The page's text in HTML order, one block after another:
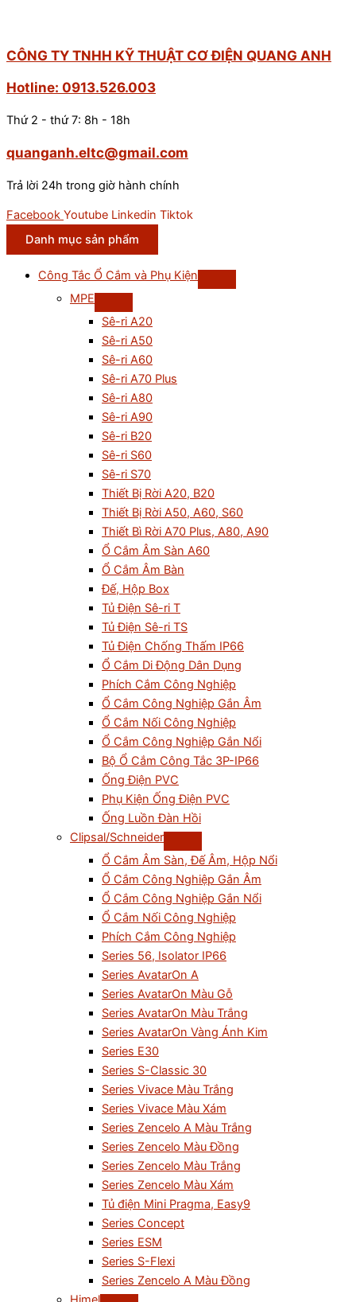
CÔNG TY TNHH KỸ THUẬT CƠ ĐIỆN QUANG ANH
Hotline: 0913.526.003
Thứ 2 - thứ 7: 8h - 18h
quanganh.eltc@gmail.com
Trả lời 24h trong giờ hành chính
Facebook Youtube Linkedin Tiktok
Danh mục sản phẩm
Công Tắc Ổ Cắm và Phụ Kiện
MPE
Sê-ri A20
Sê-ri A50
Sê-ri A60
Sê-ri A70 Plus
Sê-ri A80
Sê-ri A90
Sê-ri B20
Sê-ri S60
Sê-ri S70
Thiết Bị Rời A20, B20
Thiết Bị Rời A50, A60, S60
Thiết Bì Rời A70 Plus, A80, A90
Ổ Cắm Âm Sàn A60
Ổ Cắm Âm Bàn
Đế, Hộp Box
Tủ Điện Sê-ri T
Tủ Điện Sê-ri TS
Tủ Điện Chống Thấm IP66
Ổ Cắm Di Động Dân Dụng
Phích Cắm Công Nghiệp
Ổ Cắm Công Nghiệp Gắn Âm
Ổ Cắm Nối Công Nghiệp
Ổ Cắm Công Nghiệp Gắn Nổi
Bộ Ổ Cắm Công Tắc 3P-IP66
Ống Điện PVC
Phụ Kiện Ống Điện PVC
Ống Luồn Đàn Hồi
Clipsal/Schneider
Ổ Cắm Âm Sàn, Đế Âm, Hộp Nổi
Ổ Cắm Công Nghiệp Gắn Âm
Ổ Cắm Công Nghiệp Gắn Nổi
Ổ Cắm Nối Công Nghiệp
Phích Cắm Công Nghiệp
Series 56, Isolator IP66
Series AvatarOn A
Series AvatarOn Màu Gỗ
Series AvatarOn Màu Trắng
Series AvatarOn Vàng Ánh Kim
Series E30
Series S-Classic 30
Series Vivace Màu Trắng
Series Vivace Màu Xám
Series Zencelo A Màu Trắng
Series Zencelo Màu Đồng
Series Zencelo Màu Trắng
Series Zencelo Màu Xám
Tủ điện Mini Pragma, Easy9
Series Concept
Series ESM
Series S-Flexi
Series Zencelo A Màu Đồng